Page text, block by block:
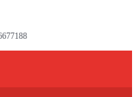
09155599317